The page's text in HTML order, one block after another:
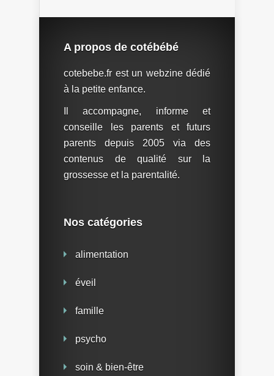
A propos de cotébébé
cotebebe.fr est un webzine dédié
à la petite enfance.
Il accompagne, informe et
conseille les parents et futurs
parents depuis 2005 via des
contenus de qualité sur la
grossesse et la parentalité.
Nos catégories
alimentation
éveil
famille
psycho
soin & bien-être